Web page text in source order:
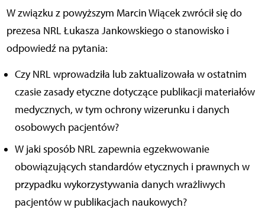
W związku z powyższym Marcin Wiącek zwrócił się do
prezesa NRL Łukasza Jankowskiego o stanowisko i
odpowiedź na pytania:
Czy NRL wprowadziła lub zaktualizowała w ostatnim
czasie zasady etyczne dotyczące publikacji materiałów
medycznych, w tym ochrony wizerunku i danych
osobowych pacjentów?
W jaki sposób NRL zapewnia egzekwowanie
obowiązujących standardów etycznych i prawnych w
przypadku wykorzystywania danych wrażliwych
pacjentów w publikacjach naukowych?